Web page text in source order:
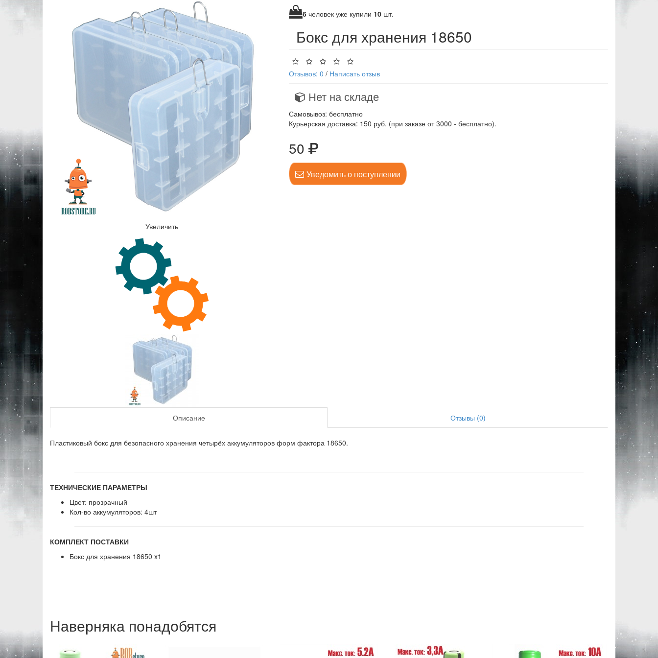
Увеличить
6человек уже купили 10шт.
Бокс для хранения 18650
Отзывов: 0 / Написать отзыв
Нет на складе
Самовывоз: бесплатно
Курьерская доставка: 150 руб. (при заказе от 3000 - бесплатно).
50
Уведомить о поступлении
Описание Отзывы (0)
Пластиковый бокс для безопасного хранения четырёх аккумуляторов форм фактора 18650.
ТЕХНИЧЕСКИЕ ПАРАМЕТРЫ
Цвет: прозрачный
Кол-во аккумуляторов: 4шт
КОМПЛЕКТ ПОСТАВКИ
Бокс для хранения 18650 x1
Наверняка понадобятся